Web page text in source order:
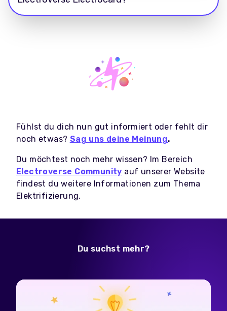
Fühlst du dich nun gut informiert oder fehlt dir
noch etwas? Sag uns deine Meinung.
Du möchtest noch mehr wissen? Im Bereich
Electroverse Community auf unserer Website
findest du weitere Informationen zum Thema
Elektrifizierung.
Du suchst mehr?